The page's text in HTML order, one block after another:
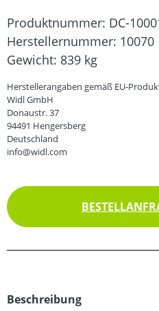
Produktnummer: DC-
Herstellernummer: 10070
Gewicht: 839 kg
Herstellerangaben gemäß EU-
Widl GmbH
Donaustr. 37
94491 Hengersberg
Deutschland
info@widl.com
Beschreibung